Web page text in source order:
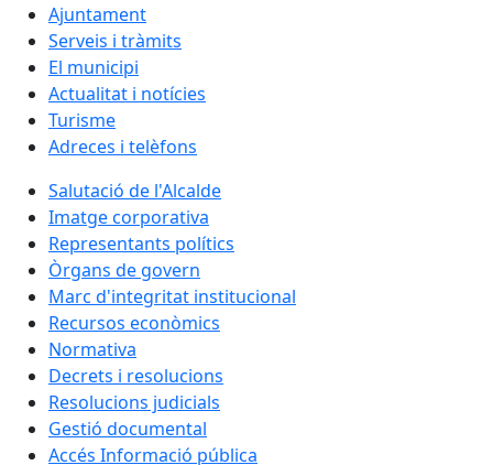
Ajuntament
Serveis i tràmits
El municipi
Actualitat i notícies
Turisme
Adreces i telèfons
Salutació de l'Alcalde
Imatge corporativa
Representants polítics
Òrgans de govern
Marc d'integritat institucional
Recursos econòmics
Normativa
Decrets i resolucions
Resolucions judicials
Gestió documental
Accés Informació pública